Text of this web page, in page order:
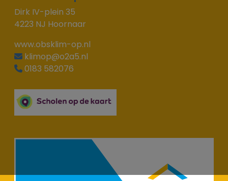
Dirk IV-plein 35
4223 NJ Hoornaar
www.obsklim-op.nl
klimop@o2a5.nl
0183 582076